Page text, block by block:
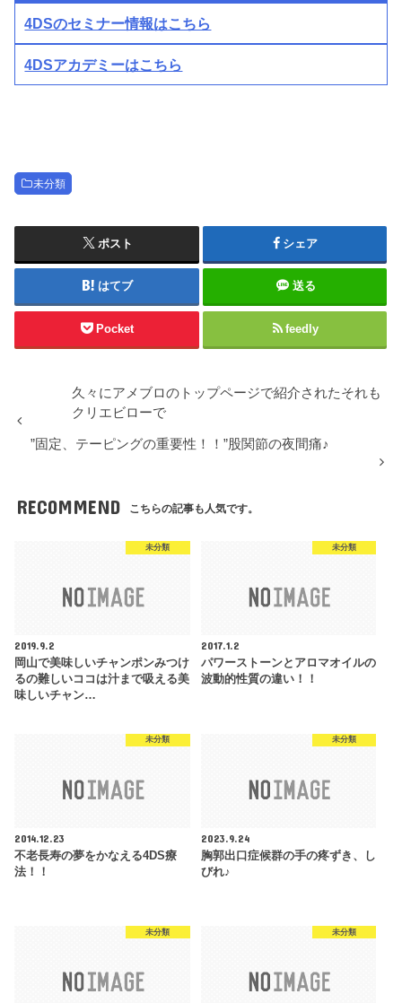
4DSのセミナー情報はこちら
4DSアカデミーはこちら
未分類
ポスト シェア
はてブ 送る
Pocket feedly
久々にアメブロのトップページで紹介されたそれも
クリエビローで
”固定、テーピングの重要性！！”股関節の夜間痛♪
RECOMMEND こちらの記事も人気です。
未分類
2019.9.2
岡山で美味しいチャンポンみつけ
るの難しいココは汁まで吸える美
味しいチャン…
未分類
2017.1.2
パワーストーンとアロマオイルの
波動的性質の違い！！
未分類
2014.12.23
不老長寿の夢をかなえる4DS療
法！！
未分類
2023.9.24
胸郭出口症候群の手の疼ずき、し
びれ♪
未分類 未分類